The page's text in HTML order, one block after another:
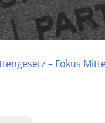
– Fokus